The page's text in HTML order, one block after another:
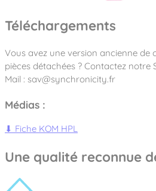
Téléchargements
Vous avez une version ancienne de
pièces détachées ? Contactez notre
Mail : sav@synchronicity.fr
Médias :
⬇ Fiche KOM HPL
Une qualité reconnue